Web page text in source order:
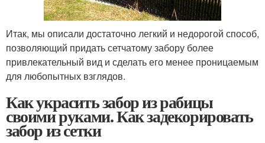
Итак, мы описали достаточно легкий и недорогой способ,
позволяющий придать сетчатому забору более
привлекательный вид и сделать его менее проницаемым
для любопытных взглядов.
Как украсить забор из рабицы
своими руками. Как задекорировать
забор из сетки